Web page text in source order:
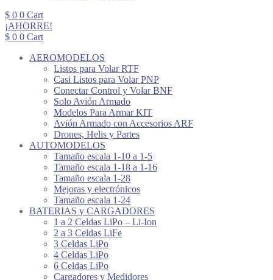
$ 0 0 Cart
¡AHORRE!
$ 0 0 Cart
AEROMODELOS
Listos para Volar RTF
Casi Listos para Volar PNP
Conectar Control y Volar BNF
Solo Avión Armado
Modelos Para Armar KIT
Avión Armado con Accesorios ARF
Drones, Helis y Partes
AUTOMODELOS
Tamaño escala 1-10 a 1-5
Tamaño escala 1-18 a 1-16
Tamaño escala 1-28
Mejoras y electrónicos
Tamaño escala 1-24
BATERIAS y CARGADORES
1 a 2 Celdas LiPo – Li-Ion
2 a 3 Celdas LiFe
3 Celdas LiPo
4 Celdas LiPo
6 Celdas LiPo
Cargadores y Medidores